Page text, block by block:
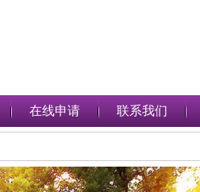
在线申请 联系我们